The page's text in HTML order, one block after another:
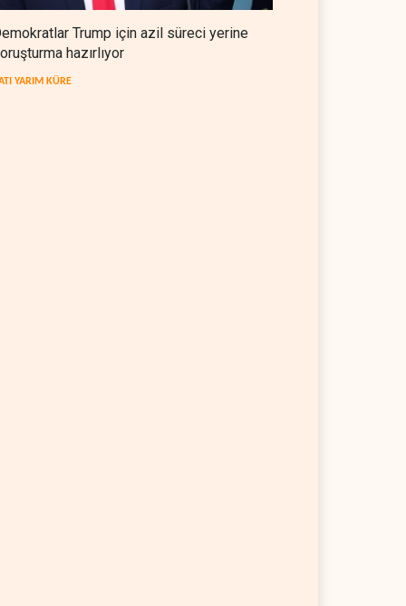
Trump için azil süreci yerine
hazırlıyor
YARIM KÜRE